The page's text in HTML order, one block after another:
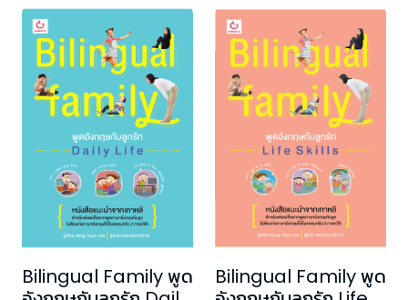
Bilingual Family พูด
Bilingual Family พูด